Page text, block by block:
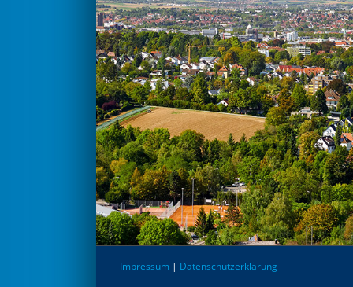
Impressum | Datenschutzerklärung